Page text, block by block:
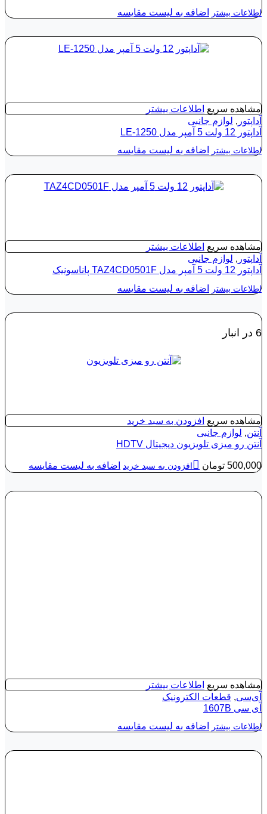
اطلاعات بیشتر اضافه به لیست مقایسه
مشاهده سریع اطلاعات بیشتر
آداپتور , لوازم جانبی
آداپتور 12 ولت 5‌ آمپر مدل LE-1250
اطلاعات بیشتر اضافه به لیست مقایسه
مشاهده سریع اطلاعات بیشتر
آداپتور , لوازم جانبی
آداپتور 12 ولت 5‌ آمپر مدل TAZ4CD0501F پاناسونیک
اطلاعات بیشتر اضافه به لیست مقایسه
6 در انبار
مشاهده سریع افزودن به سبد خرید
آنتن, لوازم جانبی
آنتن رو میزی تلویزیون دیجیتال HDTV
500,000 تومان افزودن به سبد خرید اضافه به لیست مقایسه
مشاهده سریع اطلاعات بیشتر
آی‌سی, قطعات الکترونیک
آی‌ سی 1607B
اطلاعات بیشتر اضافه به لیست مقایسه